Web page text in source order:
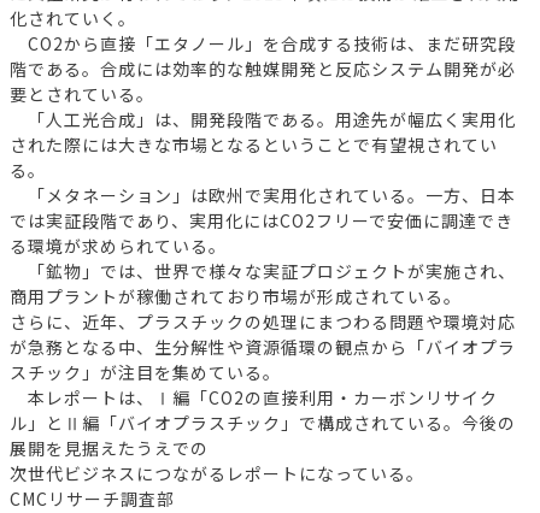
化されていく。
CO2から直接「エタノール」を合成する技術は、まだ研究段
階である。合成には効率的な触媒開発と反応システム開発が必
要とされている。
「人工光合成」は、開発段階である。用途先が幅広く実用化
された際には大きな市場となるということで有望視されてい
る。
「メタネーション」は欧州で実用化されている。一方、日本
では実証段階であり、実用化にはCO2フリーで安価に調達でき
る環境が求められている。
「鉱物」では、世界で様々な実証プロジェクトが実施され、
商用プラントが稼働されており市場が形成されている。
さらに、近年、プラスチックの処理にまつわる問題や環境対応
が急務となる中、生分解性や資源循環の観点から「バイオプラ
スチック」が注目を集めている。
本レポートは、Ⅰ編「CO2の直接利用・カーボンリサイク
ル」とⅡ編「バイオプラスチック」で構成されている。今後の
展開を見据えたうえでの
次世代ビジネスにつながるレポートになっている。
CMCリサーチ調査部